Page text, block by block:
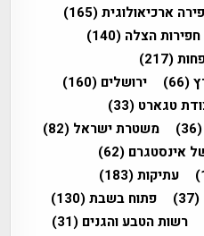
ארכיאולוגית(165)
חפירות הצלה (140)
(217)
(66) ירושלים (160)
טגארט (33)
(36) משטרת ישראל (82)
אינסטגרם (62)
עתיקות(183)
(37) פתוח בשבת(130)
רשות הטבע והגנים (31)